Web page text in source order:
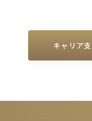
キャリア